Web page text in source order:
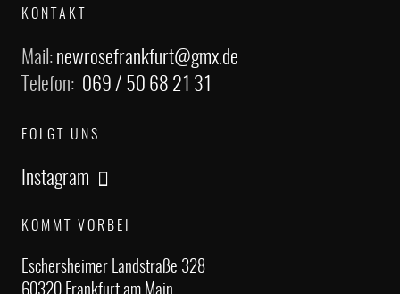
KONTAKT
Mail: newrosefrankfurt@gmx.de
Telefon: 069 / 50 68 21 31
FOLGT UNS
Instagram
KOMMT VORBEI
Eschersheimer Landstraße 328